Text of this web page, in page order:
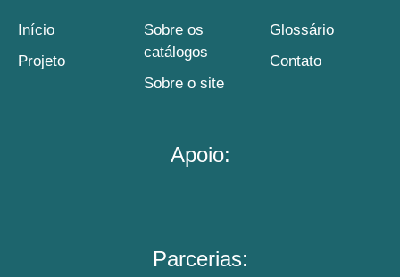
Início
Projeto
Sobre os
catálogos
Sobre o site
Glossário
Contato
Apoio:
Parcerias: